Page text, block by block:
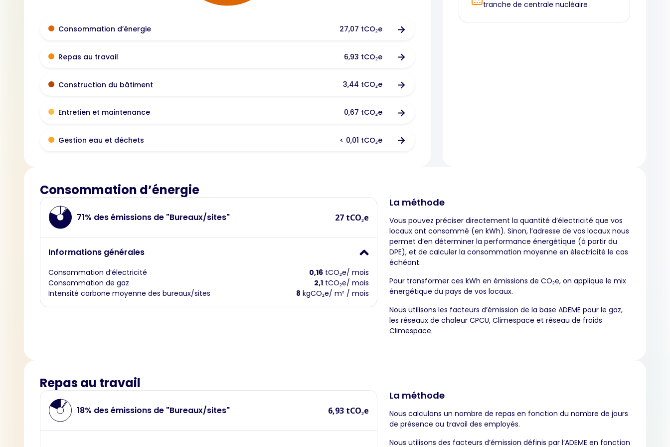
Consommation d’énergie 27,07 tCO₂e
Repas au travail 6,93 tCO₂e
Construction du bâtiment 3,44 tCO₂e
Entretien et maintenance 0,67 tCO₂e
Gestion eau et déchets < 0,01 tCO₂e
tranche de centrale nucléaire
Consommation d’énergie
71% des émissions de "Bureaux/sites" 27 tCO₂e
Informations générales
Consommation d’électricité 0,16 tCO₂e/ mois
Consommation de gaz
2,1 tCO₂e/ mois
Intensité carbone moyenne des bureaux/sites
8 kgCO₂e/ m² / mois
La méthode
Vous pouvez préciser directement la quantité d’électricité que vos
locaux ont consommé (en kWh). Sinon, l’adresse de vos locaux nous
permet d’en déterminer la performance énergétique (à partir du
DPE), et de calculer la consommation moyenne en électricité le cas
échéant.
Pour transformer ces kWh en émissions de CO₂e, on applique le mix
énergétique du pays de vos locaux.
Nous utilisons les facteurs d’émission de la base ADEME pour le gaz,
les réseaux de chaleur CPCU, Climespace et réseau de froids
Climespace.
Repas au travail
18% des émissions de "Bureaux/sites" 6,93 tCO₂e
La méthode
Nous calculons un nombre de repas en fonction du nombre de jours
de présence au travail des employés.
Nous utilisons des facteurs d’émission définis par l’ADEME en fonction